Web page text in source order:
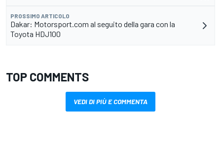
PROSSIMO ARTICOLO
Dakar: Motorsport.com al seguito della gara con la
Toyota HDJ100
TOP COMMENTS
VEDI DI PIÙ E COMMENTA